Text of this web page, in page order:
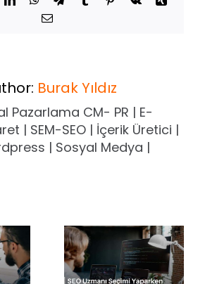
E-
Burak Yıldız
Pazarlama CM- PR | E-
| SEM-SEO | İçerik Üretici |
| Sosyal Medya |